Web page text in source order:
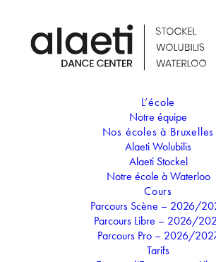
L’école
Notre équipe
Nos écoles à Bruxelles
Alaeti Wolubilis
Alaeti Stockel
Notre école à Waterloo
Cours
Parcours Scène – 2026/
Parcours Libre – 2026/
Parcours Pro – 2026/
Tarifs
SPECTACLE
SPECTACLE ALAETI